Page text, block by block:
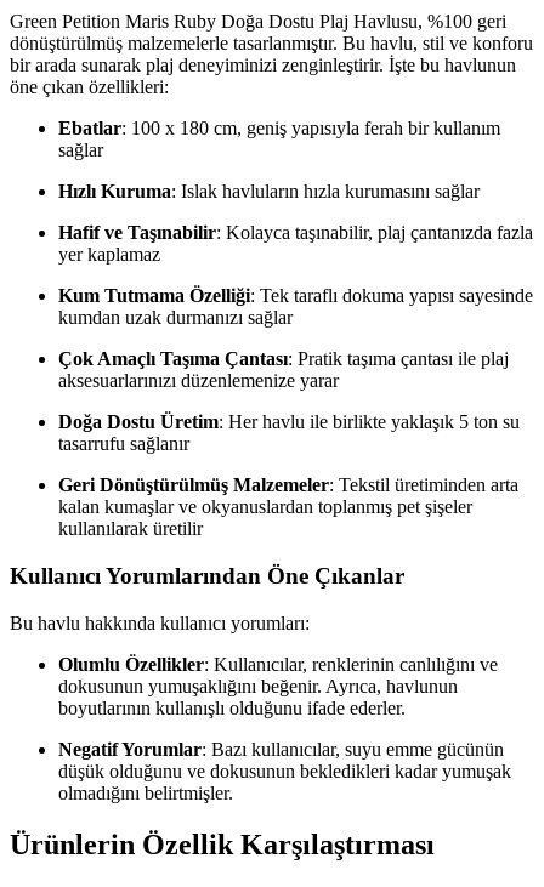
Green Petition Maris Ruby Doğa Dostu Plaj Havlusu, %100 geri
dönüştürülmüş malzemelerle tasarlanmıştır. Bu havlu, stil ve konforu
bir arada sunarak plaj deneyiminizi zenginleştirir. İşte bu havlunun
öne çıkan özellikleri:
Ebatlar: 100 x 180 cm, geniş yapısıyla ferah bir kullanım
sağlar
Hızlı Kuruma: Islak havluların hızla kurumasını sağlar
Hafif ve Taşınabilir: Kolayca taşınabilir, plaj çantanızda fazla
yer kaplamaz
Kum Tutmama Özelliği: Tek taraflı dokuma yapısı sayesinde
kumdan uzak durmanızı sağlar
Çok Amaçlı Taşıma Çantası: Pratik taşıma çantası ile plaj
aksesuarlarınızı düzenlemenize yarar
Doğa Dostu Üretim: Her havlu ile birlikte yaklaşık 5 ton su
tasarrufu sağlanır
Geri Dönüştürülmüş Malzemeler: Tekstil üretiminden arta
kalan kumaşlar ve okyanuslardan toplanmış pet şişeler
kullanılarak üretilir
Kullanıcı Yorumlarından Öne Çıkanlar
Bu havlu hakkında kullanıcı yorumları:
Olumlu Özellikler: Kullanıcılar, renklerinin canlılığını ve
dokusunun yumuşaklığını beğenir. Ayrıca, havlunun
boyutlarının kullanışlı olduğunu ifade ederler.
Negatif Yorumlar: Bazı kullanıcılar, suyu emme gücünün
düşük olduğunu ve dokusunun bekledikleri kadar yumuşak
olmadığını belirtmişler.
Ürünlerin Özellik Karşılaştırması